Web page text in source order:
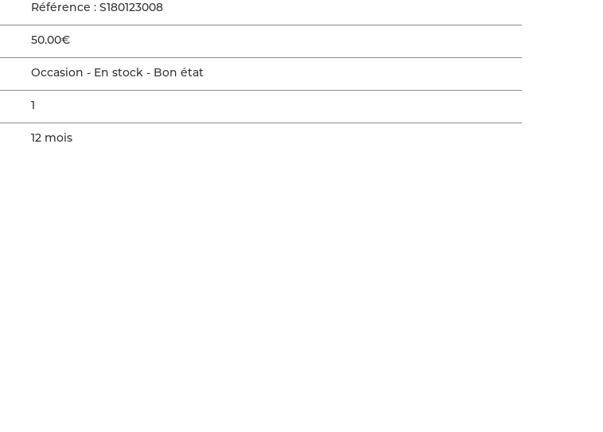
Référence : S180123008
50.00€
Occasion - En stock - Bon état
1
12 mois